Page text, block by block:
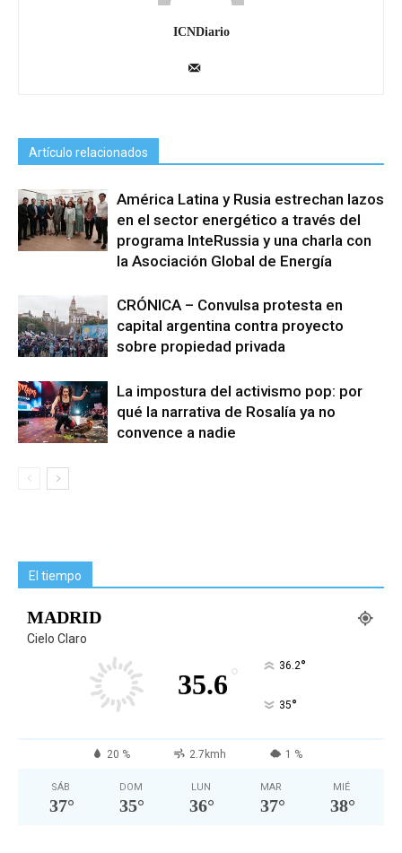
ICNDiario
Artículo relacionados
América Latina y Rusia estrechan lazos
en el sector energético a través del
programa InteRussia y una charla con
la Asociación Global de Energía
CRÓNICA – Convulsa protesta en
capital argentina contra proyecto
sobre propiedad privada
La impostura del activismo pop: por
qué la narrativa de Rosalía ya no
convence a nadie
El tiempo
MADRID
Cielo Claro
35.6 ° 36.2°
35°
20 % 2.7kmh 1 %
SÁB
37°
DOM
35°
LUN
36°
MAR
37°
MIÉ
38°